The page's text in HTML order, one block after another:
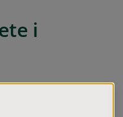
i
ansvar. I kommunen
strategiska